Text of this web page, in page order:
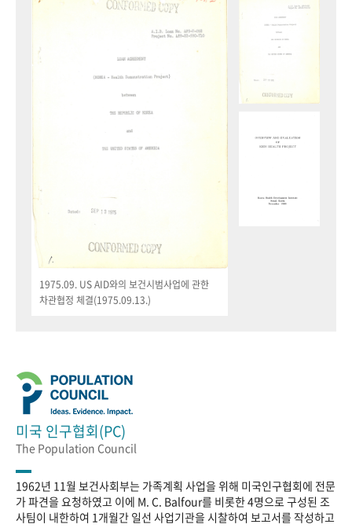
1975.09. US AID와의 보건시범사업에 관한
차관협정 체결(1975.09.13.)
미국 인구협회(PC)
The Population Council
1962년 11월 보건사회부는 가족계획 사업을 위해 미국인구협회에 전문
가 파견을 요청하였고 이에 M. C. Balfour를 비롯한 4명으로 구성된 조
사팀이 내한하여 1개월간 일선 사업기관을 시찰하여 보고서를 작성하고